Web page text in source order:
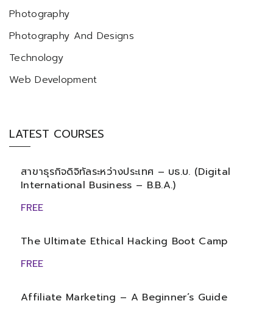
Photography
Photography And Designs
Technology
Web Development
LATEST COURSES
สาขาธุรกิจดิจิทัลระหว่างประเทศ – บธ.บ. (Digital
International Business – B.B.A.)
FREE
The Ultimate Ethical Hacking Boot Camp
FREE
Affiliate Marketing – A Beginner’s Guide